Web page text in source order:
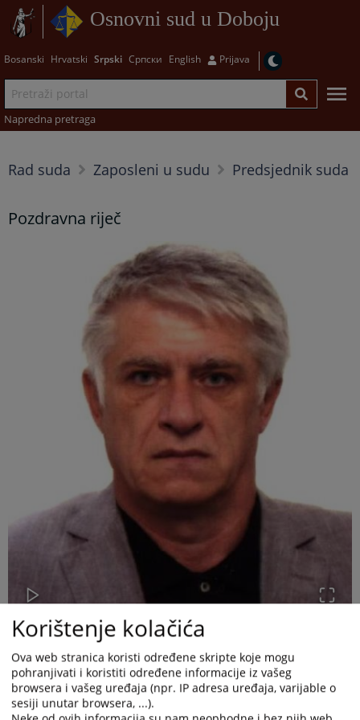
Osnovni sud u Doboju
Bosanski Hrvatski Srpski Српски English Prijava
Napredna pretraga
Rad suda Zaposleni u sudu Predsjednik suda
Pozdravna riječ
Korištenje kolačića
Ova web stranica koristi određene skripte koje mogu
pohranjivati i koristiti određene informacije iz vašeg
browsera i vašeg uređaja (npr. IP adresa uređaja, varijable o
sesiji unutar browsera, ...).